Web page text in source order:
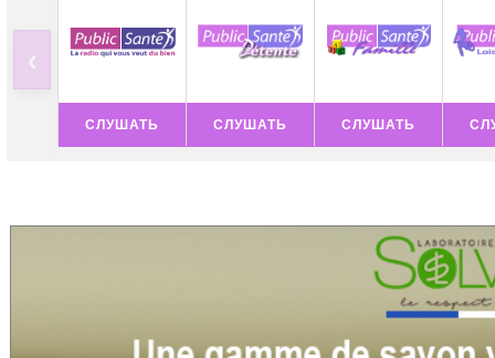
‹
СЛУШАТЬ СЛУШАТЬ СЛУШАТЬ